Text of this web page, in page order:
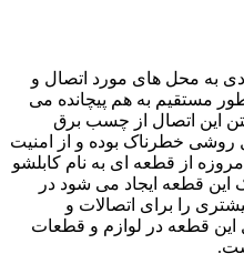
به محل های مورد اتصال و
طور مستقیم به هم پیچانده می
این اتصال از چسب برق
روشی خطرناک بوده و از امنیت
از قطعه ای به نام کابلشو
این قطعه ایجاد می شود در
را برای اتصالات و
این قطعه در لوازم و قطعات